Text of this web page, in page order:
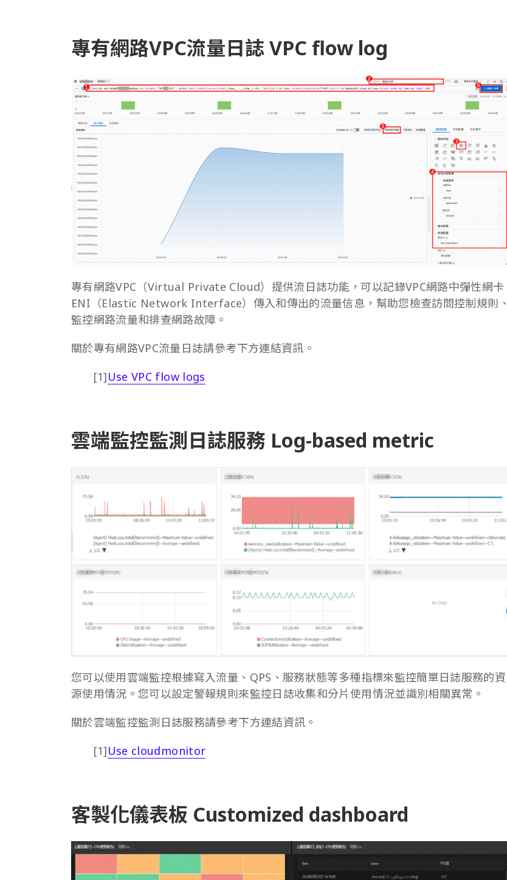
專有網路VPC流量日誌 VPC flow log
專有網路VPC（Virtual Private Cloud）提供流日誌功能，可以記錄VPC網路中彈性網卡
ENI（Elastic Network Interface）傳入和傳出的流量信息，幫助您檢查訪問控制規則、
監控網路流量和排查網路故障。
關於專有網路VPC流量日誌請參考下方連結資訊。
[1]Use VPC flow logs
雲端監控監測日誌服務 Log-based metric
您可以使用雲端監控根據寫入流量、QPS、服務狀態等多種指標來監控簡單日誌服務的資
源使用情況。您可以設定警報規則來監控日誌收集和分片使用情況並識別相關異常。
關於雲端監控監測日誌服務請參考下方連結資訊。
[1]Use cloudmonitor
客製化儀表板 Customized dashboard